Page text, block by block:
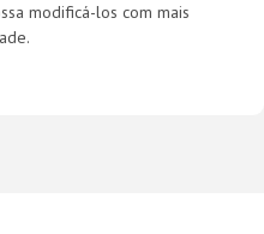
modificá-los com mais